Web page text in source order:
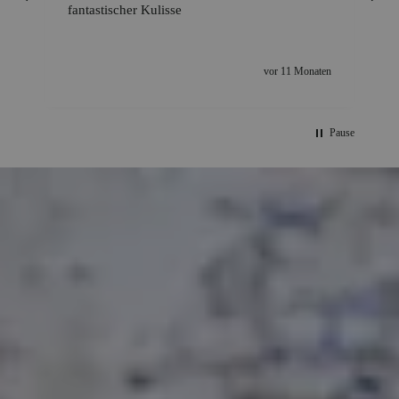
fantastischer Kulisse
vor 11 Monaten
Pause